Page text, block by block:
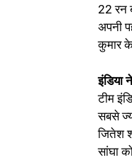
22 रन
अपनी
कुमार
इंडिया
टीम
सबसे
जितेश
सांघा